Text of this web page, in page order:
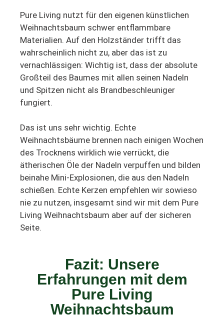
Pure Living nutzt für den eigenen künstlichen
Weihnachtsbaum schwer entflammbare
Materialien. Auf den Holzständer trifft das
wahrscheinlich nicht zu, aber das ist zu
vernachlässigen: Wichtig ist, dass der absolute
Großteil des Baumes mit allen seinen Nadeln
und Spitzen nicht als Brandbeschleuniger
fungiert.
Das ist uns sehr wichtig. Echte
Weihnachtsbäume brennen nach einigen Wochen
des Trocknens wirklich wie verrückt, die
ätherischen Öle der Nadeln verpuffen und bilden
beinahe Mini-Explosionen, die aus den Nadeln
schießen. Echte Kerzen empfehlen wir sowieso
nie zu nutzen, insgesamt sind wir mit dem Pure
Living Weihnachtsbaum aber auf der sicheren
Seite.
Fazit: Unsere
Erfahrungen mit dem
Pure Living
Weihnachtsbaum